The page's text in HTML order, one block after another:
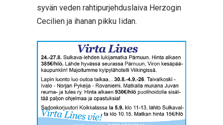
syvän veden rahtipurjehduslaiva Herzogin
Cecilien ja ihanan pikku Iidan.